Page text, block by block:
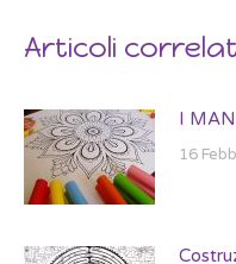
Articoli
I
16